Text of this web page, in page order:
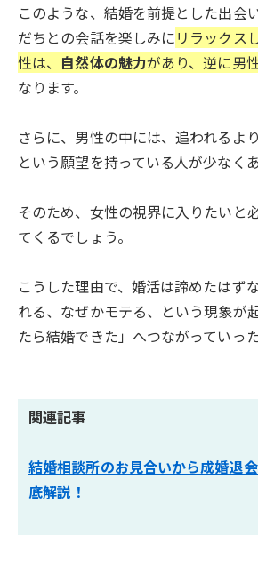
このような、結婚を前提とした出会
だちとの会話を楽しみにリラックス
性は、 自然体の魅力があり、逆に男
なります。
さらに、男性の中には、追われるよ
という願望を持っている人が少なく
そのため、女性の視界に入りたいと
てくるでしょう。
こうした理由で、婚活は諦めたはず
れる、なぜかモテる、という現象が
たら結婚できた」へつながっていった
関連記事
結婚相談所のお見合いから成婚退
底解説！